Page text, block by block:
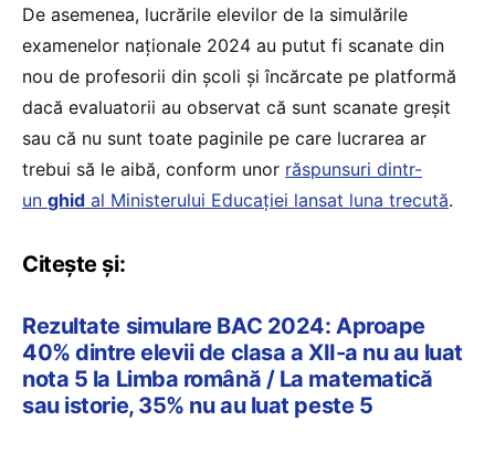
De asemenea, lucrările elevilor de la simulările
examenelor naționale 2024 au putut fi scanate din
nou de profesorii din școli și încărcate pe platformă
dacă evaluatorii au observat că sunt scanate greșit
sau că nu sunt toate paginile pe care lucrarea ar
trebui să le aibă, conform unor răspunsuri dintr-
un ghid al Ministerului Educației lansat luna trecută.
Citește și:
Rezultate simulare BAC 2024: Aproape
40% dintre elevii de clasa a XII-a nu au luat
nota 5 la Limba română / La matematică
sau istorie, 35% nu au luat peste 5